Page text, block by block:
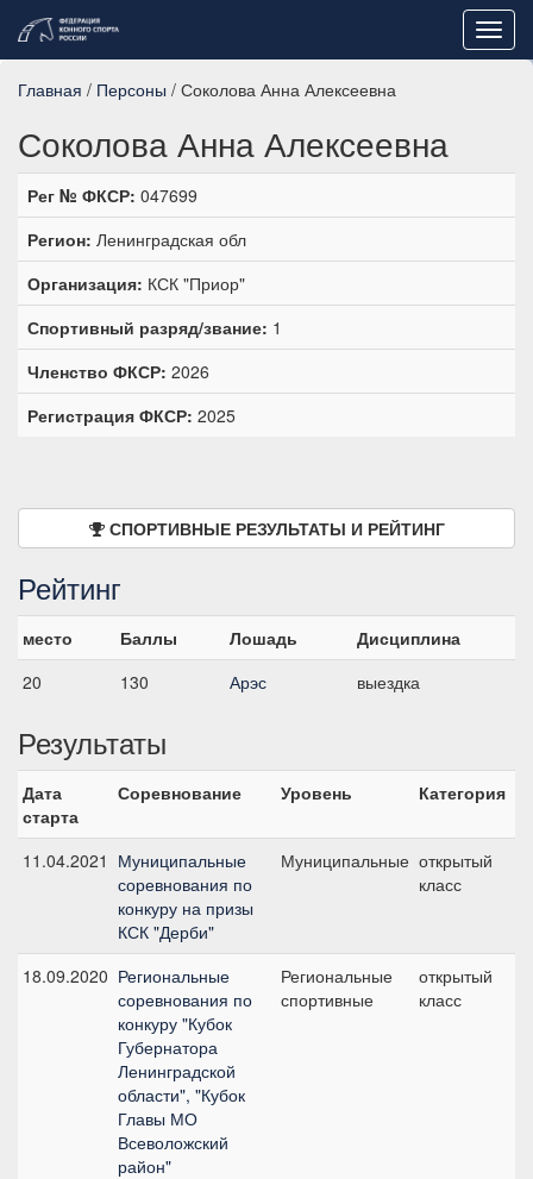
Главная / Персоны / Соколова Анна Алексеевна
Соколова Анна Алексеевна
Рег № ФКСР: 047699
Регион: Ленинградская обл
Организация: КСК "Приор"
Спортивный разряд/звание: 1
Членство ФКСР: 2026
Регистрация ФКСР: 2025
СПОРТИВНЫЕ РЕЗУЛЬТАТЫ И РЕЙТИНГ
Рейтинг
место Баллы Лошадь
Дисциплина
20
130 Арэс выездка
Результаты
Дата
старта
Соревнование Уровень Категория
11.04.2021 Муниципальные
соревнования по
конкуру на призы
КСК "Дерби"
Муниципальные открытый
класс
18.09.2020 Региональные
соревнования по
конкуру "Кубок
Губернатора
Ленинградской
области", "Кубок
Главы МО
Всеволожский
район"
Региональные
спортивные
открытый
класс